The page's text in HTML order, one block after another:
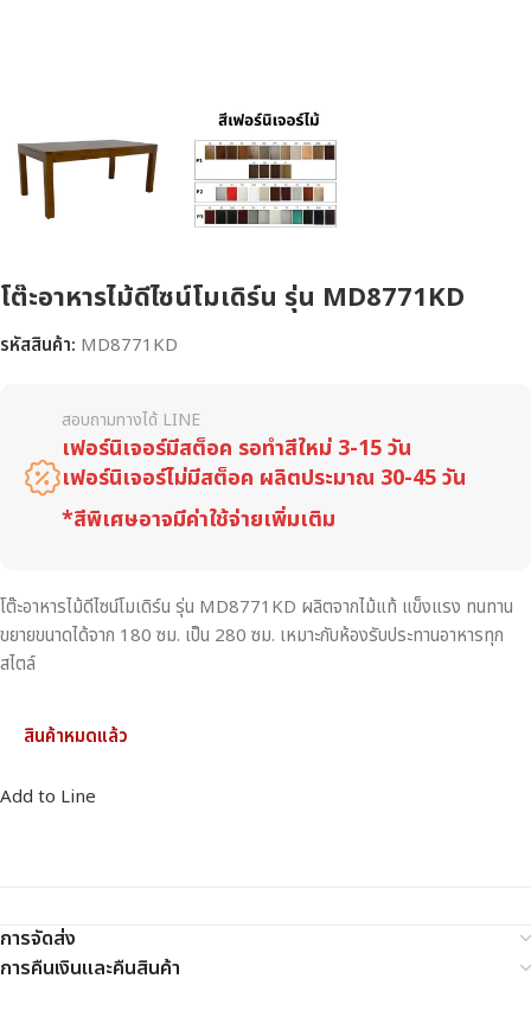
โต๊ะอาหารไม้ดีไซน์โมเดิร์น รุ่น MD8771KD
รหัสสินค้า: MD8771KD
สอบถามทางได้ LINE
เฟอร์นิเจอร์มีสต็อค รอทำสีใหม่ 3-15 วัน
เฟอร์นิเจอร์ไม่มีสต็อค ผลิตประมาณ 30-45 วัน
*สีพิเศษอาจมีค่าใช้จ่ายเพิ่มเติม
โต๊ะอาหารไม้ดีไซน์โมเดิร์น รุ่น MD8771KD ผลิตจากไม้แท้ แข็งแรง ทนทาน
ขยายขนาดได้จาก 180 ซม. เป็น 280 ซม. เหมาะกับห้องรับประทานอาหารทุก
สไตล์
สินค้าหมดแล้ว
Add to Line
การจัดส่ง
การคืนเงินและคืนสินค้า